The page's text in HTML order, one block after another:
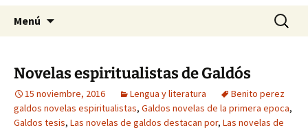
Menú Buscar:
Novelas espiritualistas de Galdós
15 noviembre, 2016 Lengua y literatura
Benito perez
galdos novelas espiritualistas, Galdos novelas de la primera epoca,
Galdos tesis, Las novelas de galdos destacan por, Las novelas de